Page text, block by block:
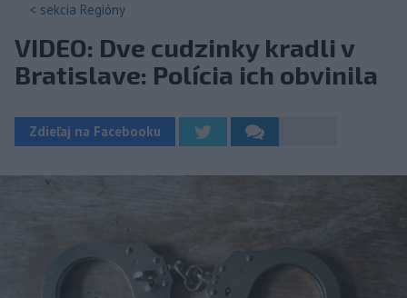
< sekcia Regióny
VIDEO: Dve cudzinky kradli v
Bratislave: Polícia ich obvinila
Zdieľaj na Facebooku